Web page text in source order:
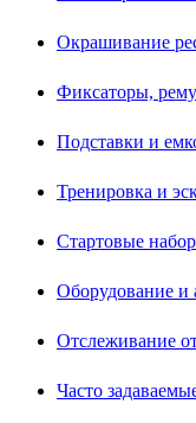
Окрашивание
Фиксаторы,
Подставки и
Тренировка и
Стартовые
Оборудование и
Отслеживание
Часто